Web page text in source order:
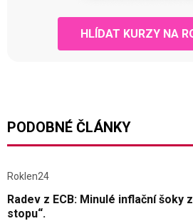
HLÍDAT KURZY NA
PODOBNÉ ČLÁNKY
Roklen24
Radev z ECB: Minulé inflační šoky
stopu“.